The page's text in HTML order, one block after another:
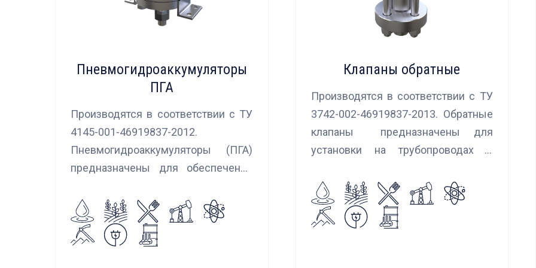
Пневмогидроаккумуляторы
ПГА
Производятся в соответствии с ТУ
4145-001-46919837-2012.
Пневмогидроаккумуляторы (ПГА)
предназначены для обеспечения
колебаний потока жидкости,
возникающих в гидравлических
системах.
Клапаны обратные
Производятся в соответствии с ТУ
3742-002-46919837-2013. Обратные
клапаны предназначены для
установки на трубопроводах с
потока нейтральных и агрессивных
жидкостей, эмульсий, суспензий и
пропуска их в прямом